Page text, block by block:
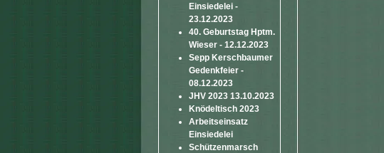
Einsiedelei -
23.12.2023
40. Geburtstag Hptm.
Wieser - 12.12.2023
Sepp Kerschbaumer
Gedenkfeier -
08.12.2023
JHV 2023 13.10.2023
Knödeltisch 2023
Arbeitseinsatz
Einsiedelei
Schützenmarsch